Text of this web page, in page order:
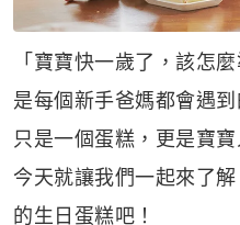
「寶寶快一歲了，該怎
是每個新手爸媽都會遇
只是一個蛋糕，更是寶
今天就讓我們一起來了
的生日蛋糕吧！